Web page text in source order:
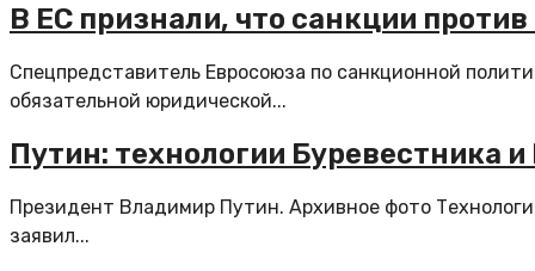
В ЕС признали, что санкции
Спецпредставитель Евросоюза по санкционной
обязательной юридической...
Путин: технологии Буревестника
Президент Владимир Путин. Архивное фото
заявил...